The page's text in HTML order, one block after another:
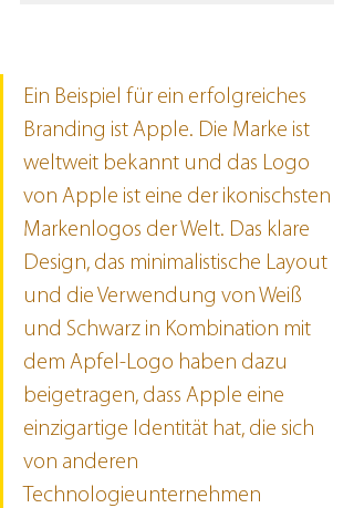
Ein Beispiel für ein erfolgreiches
Branding ist Apple. Die Marke ist
weltweit bekannt und das Logo
von Apple ist eine der ikonischsten
Markenlogos der Welt. Das klare
Design, das minimalistische Layout
und die Verwendung von Weiß
und Schwarz in Kombination mit
dem Apfel-Logo haben dazu
beigetragen, dass Apple eine
einzigartige Identität hat, die sich
von anderen
Technologieunternehmen